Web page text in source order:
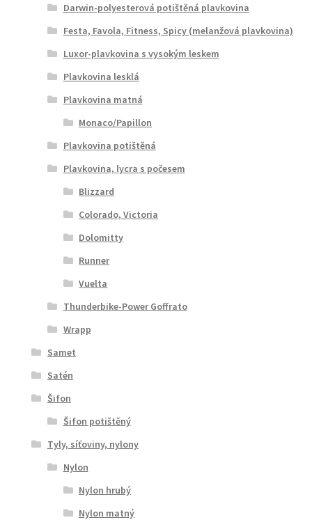
Darwin-polyesterová potištěná plavkovina
Festa, Favola, Fitness, Spicy (melanžová plavkovina)
Luxor-plavkovina s vysokým leskem
Plavkovina lesklá
Plavkovina matná
Monaco/Papillon
Plavkovina potištěná
Plavkovina, lycra s počesem
Blizzard
Colorado, Victoria
Dolomitty
Runner
Vuelta
Thunderbike-Power Goffrato
Wrapp
Samet
Satén
Šifon
Šifon potištěný
Tyly, síťoviny, nylony
Nylon
Nylon hrubý
Nylon matný